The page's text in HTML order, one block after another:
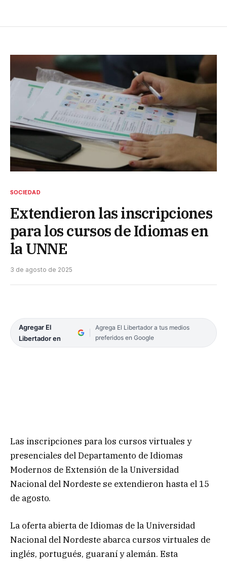
SOCIEDAD
Extendieron las inscripciones
para los cursos de Idiomas en
la UNNE
3 de agosto de 2025
Agregar El
Libertador en
Agrega El Libertador a tus medios
preferidos en Google
Las inscripciones para los cursos virtuales y
presenciales del Departamento de Idiomas
Modernos de Extensión de la Universidad
Nacional del Nordeste se extendieron hasta el 15
de agosto.
La oferta abierta de Idiomas de la Universidad
Nacional del Nordeste abarca cursos virtuales de
inglés, portugués, guaraní y alemán. Esta